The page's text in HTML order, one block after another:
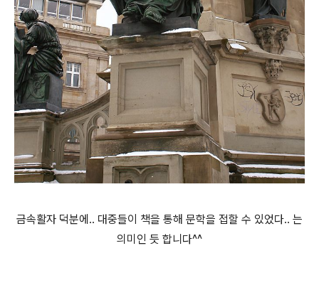
금속활자 덕분에.. 대중들이 책을 통해 문학을 접할 수 있었다.. 는
의미인 듯 합니다^^